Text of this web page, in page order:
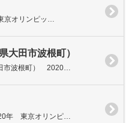
オリンピッ…
大田市波根町）
市波根町） 2020…
年 東京オリンピ…